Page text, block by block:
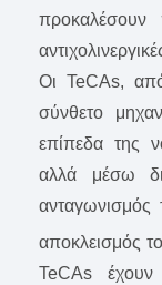
προκαλέσουν
Οι TeCAs,
σύνθετο
επίπεδα της
αλλά μέσω
ανταγωνισμός
αποκλεισμός
TeCAs